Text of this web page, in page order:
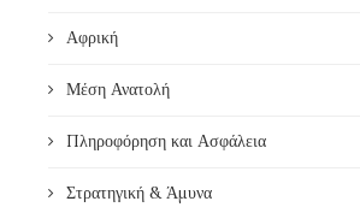
Αφρική
Μέση Ανατολή
Πληροφόρηση και Ασφάλεια
Στρατηγική & Άμυνα